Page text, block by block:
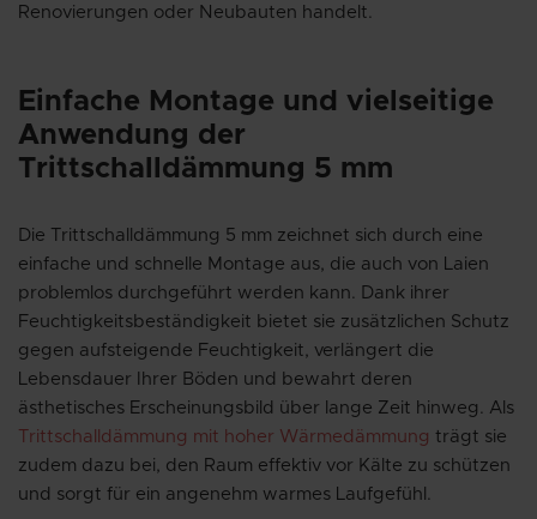
Renovierungen oder Neubauten handelt.
Einfache Montage und vielseitige
Anwendung der
Trittschalldämmung 5 mm
Die Trittschalldämmung 5 mm zeichnet sich durch eine
einfache und schnelle Montage aus, die auch von Laien
problemlos durchgeführt werden kann. Dank ihrer
Feuchtigkeitsbeständigkeit bietet sie zusätzlichen Schutz
gegen aufsteigende Feuchtigkeit, verlängert die
Lebensdauer Ihrer Böden und bewahrt deren
ästhetisches Erscheinungsbild über lange Zeit hinweg. Als
Trittschalldämmung mit hoher Wärmedämmung trägt sie
zudem dazu bei, den Raum effektiv vor Kälte zu schützen
und sorgt für ein angenehm warmes Laufgefühl.